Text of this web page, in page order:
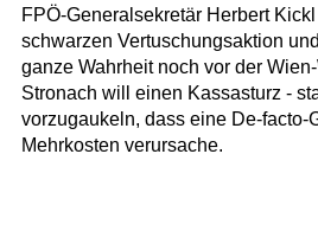
FPÖ-Generalsekretär Herbert
schwarzen Vertuschungsaktion
ganze Wahrheit noch vor der
Stronach will einen Kassasturz -
vorzugaukeln, dass eine De-facto-
Mehrkosten verursache.